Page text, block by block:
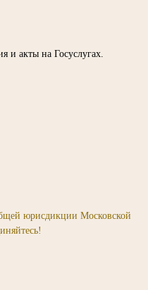
и акты на Госуслугах.
юрисдикции Московской